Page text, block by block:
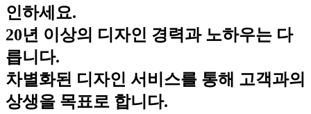
인하세요.
20년 이상의 디자인 경력과 노하우는 다
릅니다.
차별화된 디자인 서비스를 통해 고객과의
상생을 목표로 합니다.